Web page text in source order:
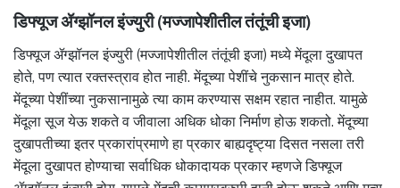
डिफ्यूज ॲग्झॉनल इंज्युरी (मज्जापेशीतील तंतूंची इजा)
डिफ्यूज ॲग्झॉनल इंज्युरी (मज्जापेशीतील तंतूंची इजा) मध्ये मेंदूला दुखापत
होते, पण त्यात रक्तस्त्राव होत नाही. मेंदूच्या पेशींचे नुकसान मात्र होते.
मेंदूच्या पेशींच्या नुकसानामुळे त्या काम करण्यास सक्षम रहात नाहीत. यामुळे
मेंदूला सूज येऊ शकते व जीवाला अधिक धोका निर्माण होऊ शकतो. मेंदूच्या
दुखापतीच्या इतर प्रकारांप्रमाणे हा प्रकार बाह्यदृष्ट्या दिसत नसला तरी
मेंदूला दुखापत होण्याचा सर्वाधिक धोकादायक प्रकार म्हणजे डिफ्यूज